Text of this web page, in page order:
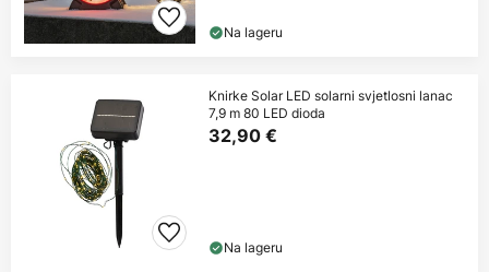
Na lageru
Knirke Solar LED solarni svjetlosni lanac
7,9 m 80 LED dioda
32,90 €
Na lageru